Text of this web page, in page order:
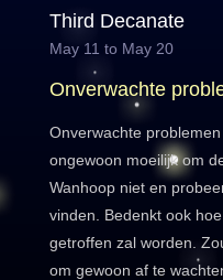
Third Decanate
May 11 to May 20
Onverwachte
Onverwachte
ongewoon moeilijk om
Wanhoop niet en
vinden. Bedenkt ook
getroffen zal worden.
om gewoon af te